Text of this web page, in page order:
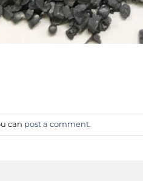
can post a comment.